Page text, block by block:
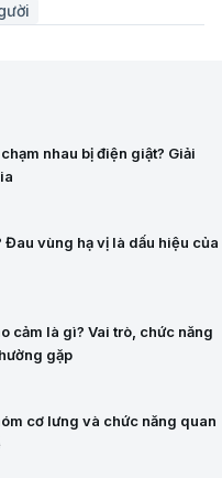
nhau bị điện giật? Giải
Đau vùng hạ vị là dấu hiệu của
cảm là gì? Vai trò, chức năng
gặp
cơ lưng và chức năng quan